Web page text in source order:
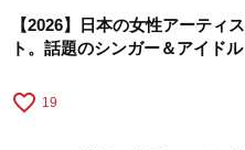
【2026】日本の女性アーティス
ト。話題のシンガー＆アイドル
favorite_border 19